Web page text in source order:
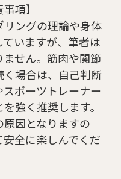
項】
ングの理論や身体
いますが、筆者は
せん。筋肉や関節
場合は、自己判断
ポーツトレーナー
強く推奨します。
因となりますの
全に楽しんでくだ